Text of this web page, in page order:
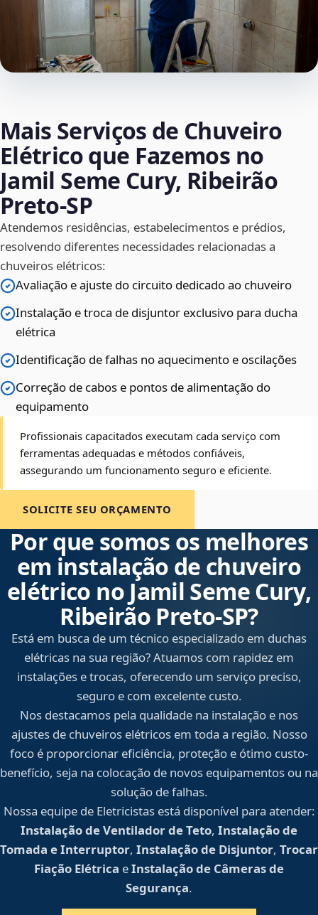
Mais Serviços de Chuveiro
Elétrico que Fazemos no
Jamil Seme Cury, Ribeirão
Preto‑SP
Atendemos residências, estabelecimentos e prédios,
resolvendo diferentes necessidades relacionadas a
chuveiros elétricos:
Avaliação e ajuste do circuito dedicado ao chuveiro
Instalação e troca de disjuntor exclusivo para ducha
elétrica
Identificação de falhas no aquecimento e oscilações
Correção de cabos e pontos de alimentação do
equipamento
Profissionais capacitados executam cada serviço com
ferramentas adequadas e métodos confiáveis,
assegurando um funcionamento seguro e eficiente.
SOLICITE SEU ORÇAMENTO
Por que somos os melhores
em instalação de chuveiro
elétrico no Jamil Seme Cury,
Ribeirão Preto‑SP?
Está em busca de um técnico especializado em duchas
elétricas na sua região? Atuamos com rapidez em
instalações e trocas, oferecendo um serviço preciso,
seguro e com excelente custo.
Nos destacamos pela qualidade na instalação e nos
ajustes de chuveiros elétricos em toda a região. Nosso
foco é proporcionar eficiência, proteção e ótimo custo-
benefício, seja na colocação de novos equipamentos ou na
solução de falhas.
Nossa equipe de Eletricistas está disponível para atender:
Instalação de Ventilador de Teto, Instalação de
Tomada e Interruptor, Instalação de Disjuntor, Trocar
Fiação Elétrica eInstalação de Câmeras de
Segurança.